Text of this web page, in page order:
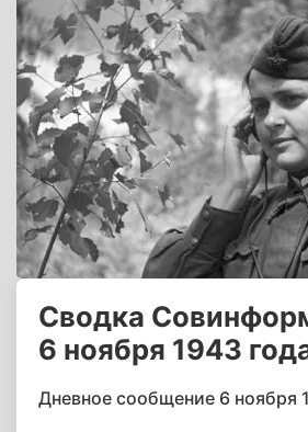
Сводка
6 ноября 1943
Дневное сообщение 6 ноября